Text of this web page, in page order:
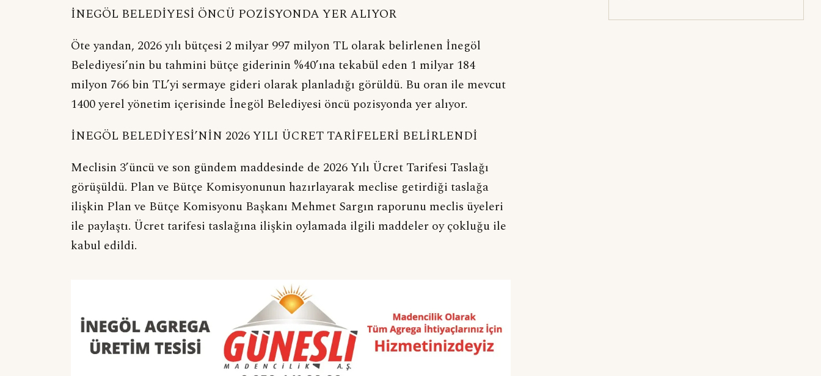
İNEGÖL BELEDİYESİ ÖNCÜ POZİSYONDA YER ALIYOR
Öte yandan, 2026 yılı bütçesi 2 milyar 997 milyon TL olarak belirlenen İnegöl
Belediyesi’nin bu tahmini bütçe giderinin %40’ına tekabül eden 1 milyar 184
milyon 766 bin TL’yi sermaye gideri olarak planladığı görüldü. Bu oran ile mevcut
1400 yerel yönetim içerisinde İnegöl Belediyesi öncü pozisyonda yer alıyor.
İNEGÖL BELEDİYESİ’NİN 2026 YILI ÜCRET TARİFELERİ BELİRLENDİ
Meclisin 3’üncü ve son gündem maddesinde de 2026 Yılı Ücret Tarifesi Taslağı
görüşüldü. Plan ve Bütçe Komisyonunun hazırlayarak meclise getirdiği taslağa
ilişkin Plan ve Bütçe Komisyonu Başkanı Mehmet Sargın raporunu meclis üyeleri
ile paylaştı. Ücret tarifesi taslağına ilişkin oylamada ilgili maddeler oy çokluğu ile
kabul edildi.